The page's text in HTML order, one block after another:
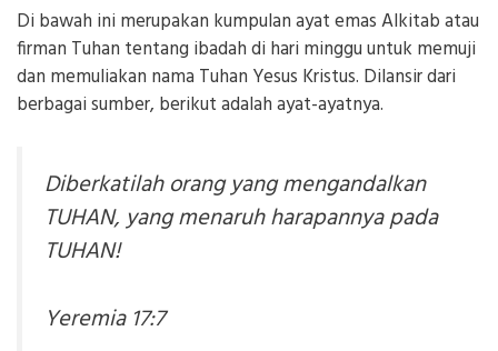
Di bawah ini merupakan kumpulan ayat emas Alkitab atau
firman Tuhan tentang ibadah di hari minggu untuk memuji
dan memuliakan nama Tuhan Yesus Kristus. Dilansir dari
berbagai sumber, berikut adalah ayat-ayatnya.
Diberkatilah orang yang mengandalkan
TUHAN, yang menaruh harapannya pada
TUHAN!
Yeremia 17:7